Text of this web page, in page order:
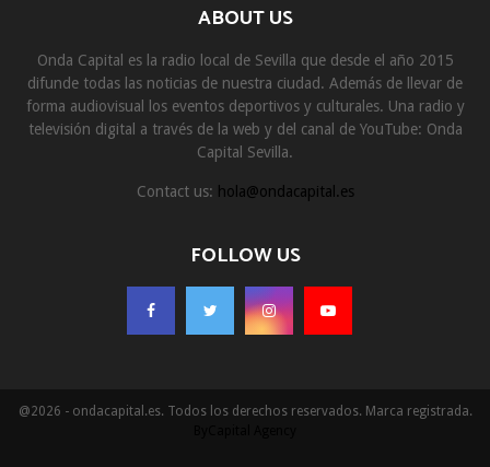
ABOUT US
Onda Capital es la radio local de Sevilla que desde el año 2015
difunde todas las noticias de nuestra ciudad. Además de llevar de
forma audiovisual los eventos deportivos y culturales. Una radio y
televisión digital a través de la web y del canal de YouTube: Onda
Capital Sevilla.
Contact us: hola@ondacapital.es
FOLLOW US
@2026 - ondacapital.es. Todos los derechos reservados. Marca registrada.